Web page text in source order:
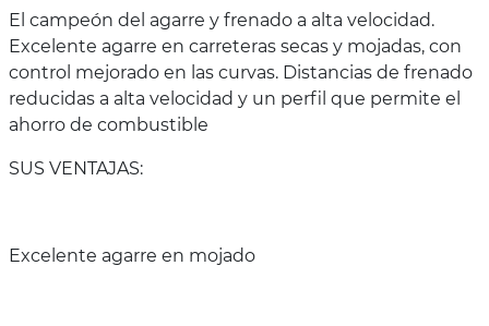
El campeón del agarre y frenado a alta velocidad.
Excelente agarre en carreteras secas y mojadas, con
control mejorado en las curvas. Distancias de frenado
reducidas a alta velocidad y un perfil que permite el
ahorro de combustible
SUS VENTAJAS:
Excelente agarre en mojado